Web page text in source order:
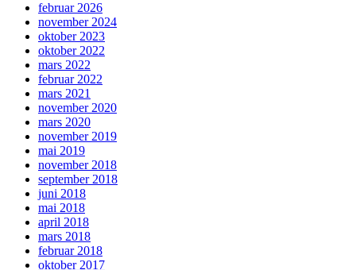
februar 2026
november 2024
oktober 2023
oktober 2022
mars 2022
februar 2022
mars 2021
november 2020
mars 2020
november 2019
mai 2019
november 2018
september 2018
juni 2018
mai 2018
april 2018
mars 2018
februar 2018
oktober 2017